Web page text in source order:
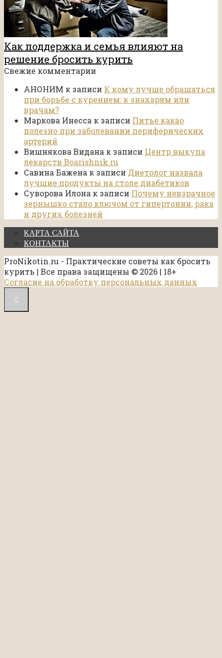
Как поддержка и семья влияют на
решение бросить курить
Свежие комментарии
АНОНИМ к записи К кому лучше обращаться
при борьбе с курением: к знахарям или
врачам?
Маркова Инесса к записи Питье какао
полезно при заболевании периферических
артерий
Вишнякова Видана к записи Центр выкупа
лекарств Boarishnik.ru
Савина Бажена к записи Диетолог назвала
лучшие продукты на столе диабетиков
Суворова Илона к записи Почему невзрачное
зернышко стало ключом от гипертонии, рака
и других болезней
КАРТА САЙТА
КОНТАКТЫ
ProNikotin.ru - Практические советы как бросить
курить | Все права защищены © 2026 | 18+
Согласие на обработку персональных данных